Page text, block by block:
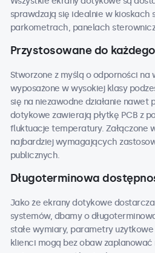
sprawdzają się idealnie w
parkometrach, panelach
Przystosowane do
Stworzone z myślą o odporności
wyposażone w wysokiej klasy
się na niezawodne działanie nawet
dotykowe zawierają płytkę PCB z
fluktuacje temperatury. Załączone
najbardziej wymagających
publicznych.
Długoterminowa
Jako że ekrany dotykowe
systemów, dbamy o
stałe wymiary, parametry
klienci mogą bez obaw